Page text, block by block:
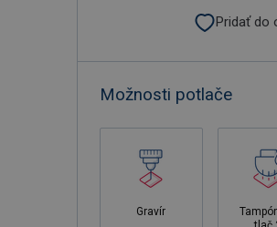
Pridať do
Možnosti potlače
Gravír